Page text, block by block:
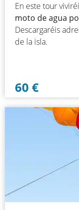
En este tour
moto de agua
Descargaréis
de la isla.
60 €